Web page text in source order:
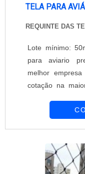
TELA PARA
REQUINTE DAS
Lote mínimo:
para aviario
melhor
cotação na
importante
durabilidade
prejuízos com